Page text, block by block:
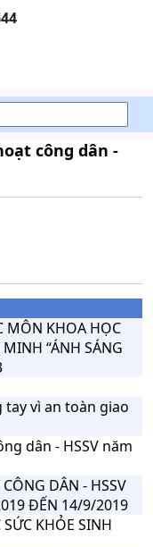
công dân -
MÔN KHOA HỌC
“ÁNH SÁNG
tay vì an toàn giao
dân - HSSV năm
DÂN - HSSV
ĐẾN 14/9/2019
KHỎE SINH